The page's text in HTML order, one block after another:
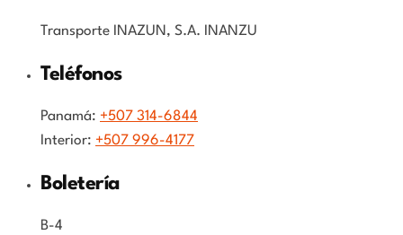
Transporte INAZUN, S.A. INANZU
Teléfonos
Panamá: +507 314-6844
Interior: +507 996-4177
Boletería
B-4